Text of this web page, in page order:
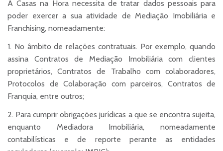
A Casas na Hora necessita de tratar dados pessoais para
poder exercer a sua atividade de Mediação Imobiliária e
Franchising, nomeadamente:
1. No âmbito de relações contratuais. Por exemplo, quando
assina Contratos de Mediação Imobiliária com clientes
proprietários, Contratos de Trabalho com colaboradores,
Protocolos de Colaboração com parceiros, Contratos de
Franquia, entre outros;
2. Para cumprir obrigações jurídicas a que se encontra sujeita,
enquanto Mediadora Imobiliária, nomeadamente
contabilísticas e de reporte perante as entidades